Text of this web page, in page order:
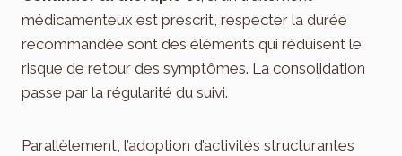
médicamenteux est prescrit, respecter la durée
recommandée sont des éléments qui réduisent le
risque de retour des symptômes. La consolidation
passe par la régularité du suivi.
Parallèlement, l’adoption d’activités structurantes